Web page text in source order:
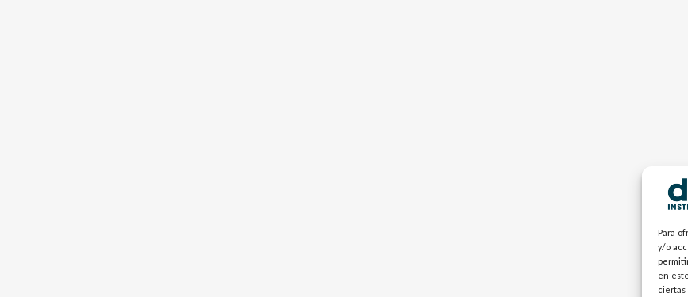
Para
y/o
en